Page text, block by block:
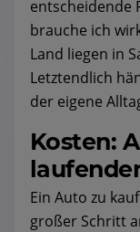
entscheidende
brauche ich
Land liegen in
Letztendlich
der eigene
Kosten:
Ein Auto zu
großer Schritt